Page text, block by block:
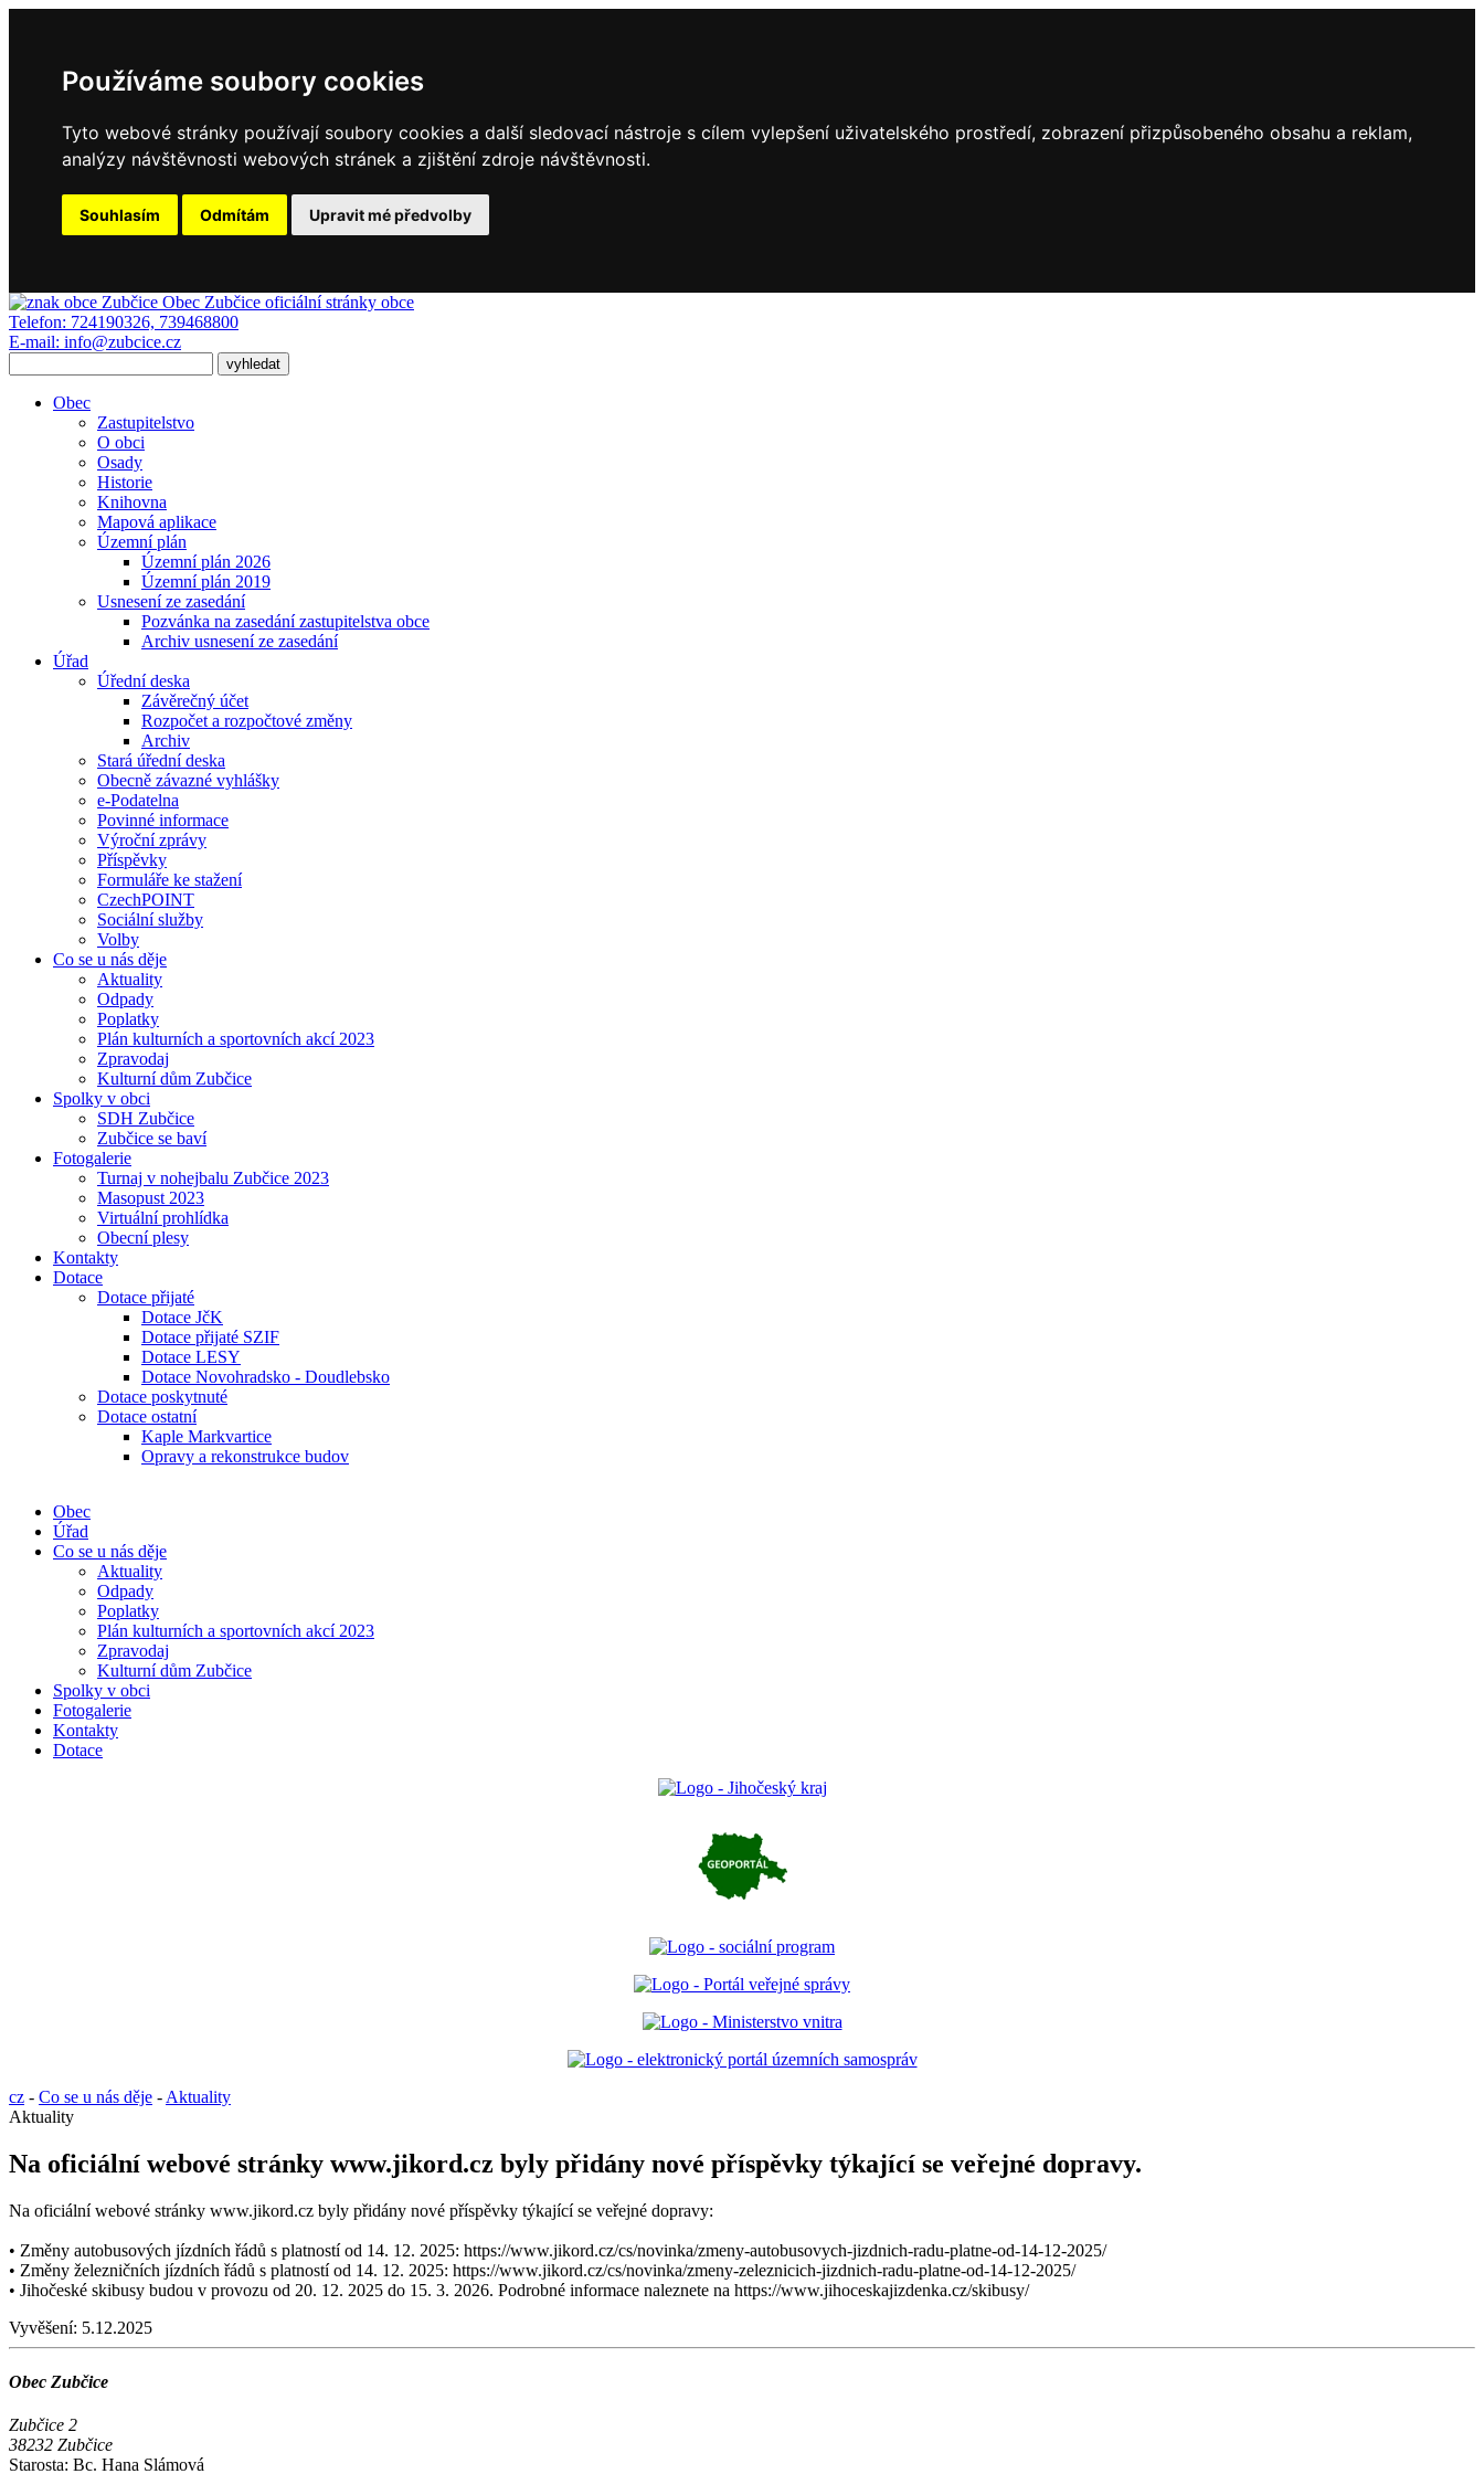
Používáme soubory cookies
Tyto webové stránky používají soubory cookies a další sledovací nástroje s cílem vylepšení uživatelského prostředí, zobrazení přizpůsobeného obsahu a reklam,
analýzy návštěvnosti webových stránek a zjištění zdroje návštěvnosti.
Souhlasím Odmítám Upravit mé předvolby
Obec Zubčice oficiální stránky obce
Telefon: 724190326, 739468800
E-mail: info@zubcice.cz
Obec
Zastupitelstvo
O obci
Osady
Historie
Knihovna
Mapová aplikace
Územní plán
Územní plán 2026
Územní plán 2019
Usnesení ze zasedání
Pozvánka na zasedání zastupitelstva obce
Archiv usnesení ze zasedání
Úřad
Úřední deska
Závěrečný účet
Rozpočet a rozpočtové změny
Archiv
Stará úřední deska
Obecně závazné vyhlášky
e-Podatelna
Povinné informace
Výroční zprávy
Příspěvky
Formuláře ke stažení
CzechPOINT
Sociální služby
Volby
Co se u nás děje
Aktuality
Odpady
Poplatky
Plán kulturních a sportovních akcí 2023
Zpravodaj
Kulturní dům Zubčice
Spolky v obci
SDH Zubčice
Zubčice se baví
Fotogalerie
Turnaj v nohejbalu Zubčice 2023
Masopust 2023
Virtuální prohlídka
Obecní plesy
Kontakty
Dotace
Dotace přijaté
Dotace JčK
Dotace přijaté SZIF
Dotace LESY
Dotace Novohradsko - Doudlebsko
Dotace poskytnuté
Dotace ostatní
Kaple Markvartice
Opravy a rekonstrukce budov
Obec
Úřad
Co se u nás děje
Aktuality
Odpady
Poplatky
Plán kulturních a sportovních akcí 2023
Zpravodaj
Kulturní dům Zubčice
Spolky v obci
Fotogalerie
Kontakty
Dotace
cz - Co se u nás děje - Aktuality
Aktuality
Na oficiální webové stránky www.jikord.cz byly přidány nové příspěvky týkající se veřejné dopravy.
Na oficiální webové stránky www.jikord.cz byly přidány nové příspěvky týkající se veřejné dopravy:
• Změny autobusových jízdních řádů s platností od 14. 12. 2025: https://www.jikord.cz/cs/novinka/zmeny-autobusovych-jizdnich-radu-platne-od-14-12-2025/
• Změny železničních jízdních řádů s platností od 14. 12. 2025: https://www.jikord.cz/cs/novinka/zmeny-zeleznicich-jizdnich-radu-platne-od-14-12-2025/
• Jihočeské skibusy budou v provozu od 20. 12. 2025 do 15. 3. 2026. Podrobné informace naleznete na https://www.jihoceskajizdenka.cz/skibusy/
Vyvěšení: 5.12.2025
Obec Zubčice
Zubčice 2
38232 Zubčice
Starosta: Bc. Hana Slámová